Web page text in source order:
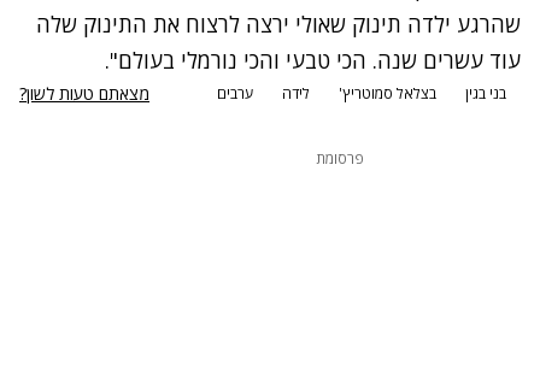
שהרגע ילדה תינוק שאולי ירצה לרצוח את התינוק שלה
עוד עשרים שנה. הכי טבעי והכי נורמלי בעולם".
בני בגין בצלאל סמוטריץ' לידה ערבים מצאתם טעות לשון?
פרסומת